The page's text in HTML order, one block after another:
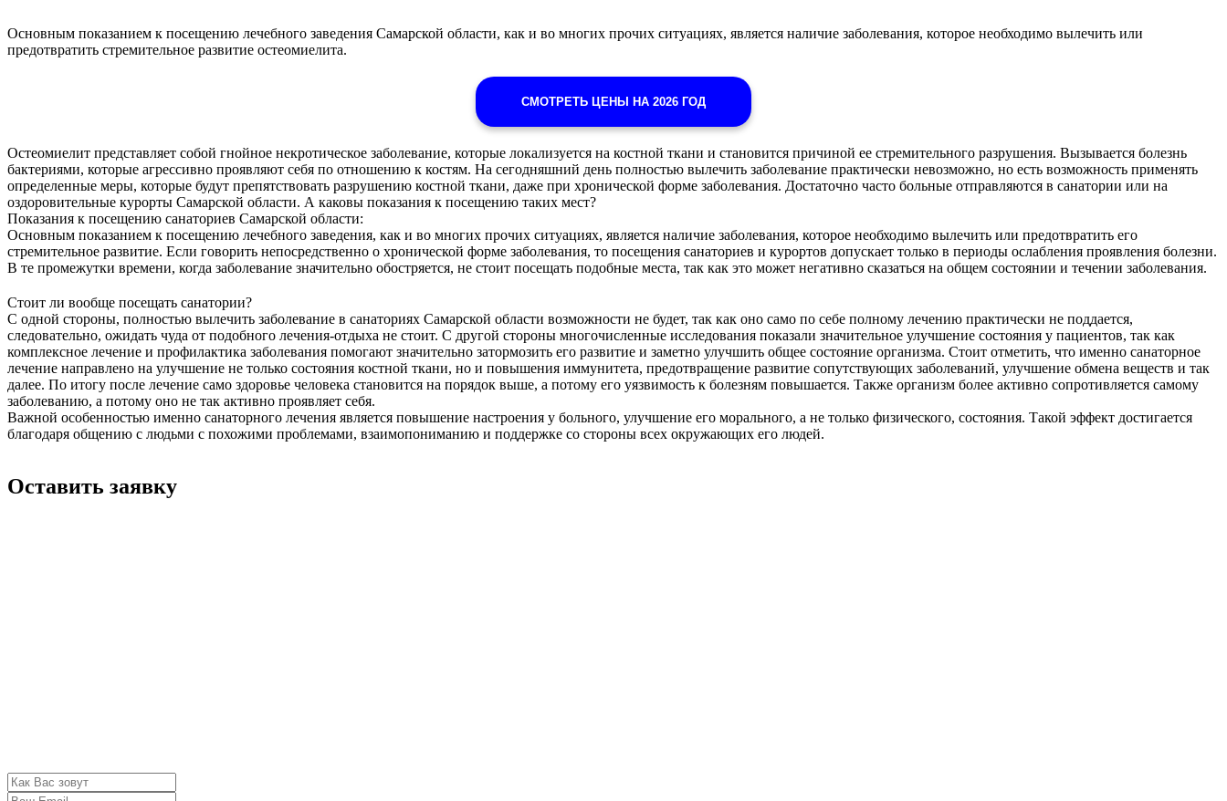
Основным показанием к посещению лечебного заведения Самарской области, как и во многих прочих ситуациях, является наличие заболевания, которое необходимо вылечить или
предотвратить стремительное развитие остеомиелита.
СМОТРЕТЬ ЦЕНЫ НА 2026 ГОД
Остеомиелит представляет собой гнойное некротическое заболевание, которые локализуется на костной ткани и становится причиной ее стремительного разрушения. Вызывается болезнь
бактериями, которые агрессивно проявляют себя по отношению к костям. На сегодняшний день полностью вылечить заболевание практически невозможно, но есть возможность применять
определенные меры, которые будут препятствовать разрушению костной ткани, даже при хронической форме заболевания. Достаточно часто больные отправляются в санатории или на
оздоровительные курорты Самарской области. А каковы показания к посещению таких мест?
Показания к посещению санаториев Самарской области:
Основным показанием к посещению лечебного заведения, как и во многих прочих ситуациях, является наличие заболевания, которое необходимо вылечить или предотвратить его
стремительное развитие. Если говорить непосредственно о хронической форме заболевания, то посещения санаториев и курортов допускает только в периоды ослабления проявления болезни.
В те промежутки времени, когда заболевание значительно обостряется, не стоит посещать подобные места, так как это может негативно сказаться на общем состоянии и течении заболевания.
Стоит ли вообще посещать санатории?
С одной стороны, полностью вылечить заболевание в санаториях Самарской области возможности не будет, так как оно само по себе полному лечению практически не поддается,
следовательно, ожидать чуда от подобного лечения-отдыха не стоит. С другой стороны многочисленные исследования показали значительное улучшение состояния у пациентов, так как
комплексное лечение и профилактика заболевания помогают значительно затормозить его развитие и заметно улучшить общее состояние организма. Стоит отметить, что именно санаторное
лечение направлено на улучшение не только состояния костной ткани, но и повышения иммунитета, предотвращение развитие сопутствующих заболеваний, улучшение обмена веществ и так
далее. По итогу после лечение само здоровье человека становится на порядок выше, а потому его уязвимость к болезням повышается. Также организм более активно сопротивляется самому
заболеванию, а потому оно не так активно проявляет себя.
Важной особенностью именно санаторного лечения является повышение настроения у больного, улучшение его морального, а не только физического, состояния. Такой эффект достигается
благодаря общению с людьми с похожими проблемами, взаимопониманию и поддержке со стороны всех окружающих его людей.
Оставить заявку